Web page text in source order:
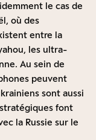
le cas de
où des
entre la
les ultra-
Au sein de
peuvent
sont aussi
font
la Russie sur le